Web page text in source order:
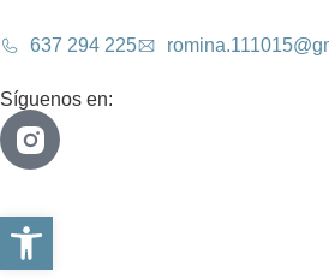
637 294 225
Síguenos en:
Abrir barra de herramientas